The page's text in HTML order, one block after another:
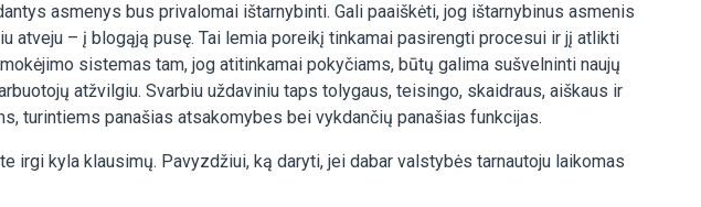
asmenys bus privalomai ištarnybinti. Gali paaiškėti, jog ištarnybinus asmenis
atveju – į blogąją pusę. Tai lemia poreikį tinkamai pasirengti procesui ir jį atlikti
sistemas tam, jog atitinkamai pokyčiams, būtų galima sušvelninti naujų
atžvilgiu. Svarbiu uždaviniu taps tolygaus, teisingo, skaidraus, aiškaus ir
turintiems panašias atsakomybes bei vykdančių panašias funkcijas.
kyla klausimų. Pavyzdžiui, ką daryti, jei dabar valstybės tarnautoju laikomas